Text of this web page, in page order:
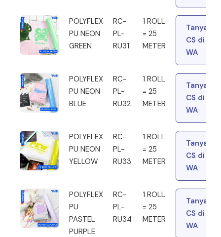
POLYFLEX
PU NEON
GREEN
RC-
PL-
RU31
1 ROLL
= 25
METER
Tanya
CS di
WA
POLYFLEX
PU NEON
BLUE
RC-
PL-
RU32
1 ROLL
= 25
METER
Tanya
CS di
WA
POLYFLEX
PU NEON
YELLOW
RC-
PL-
RU33
1 ROLL
= 25
METER
Tanya
CS di
WA
POLYFLEX
PU
PASTEL
PURPLE
RC-
PL-
RU34
1 ROLL
= 25
METER
Tanya
CS di
WA